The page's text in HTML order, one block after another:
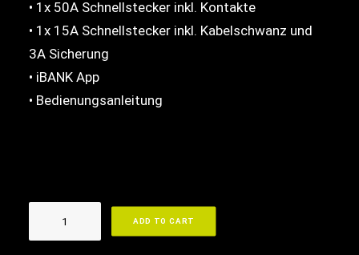
• 1x 50A Schnellstecker inkl. Kontakte
• 1x 15A Schnellstecker inkl. Kabelschwanz und
3A Sicherung
• iBANK App
• Bedienungsanleitung
ADD TO CART